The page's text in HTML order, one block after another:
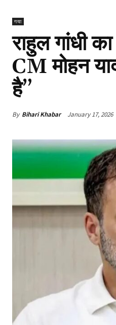
गया
राहुल गांधी
CM मोहन
है”
By Bihari Khabar January 17, 2026